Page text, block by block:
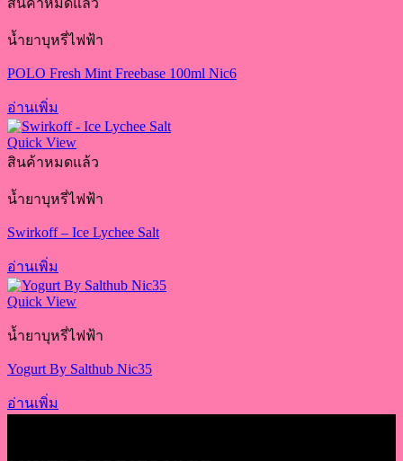
สินค้าหมดแล้ว
น้ำยาบุหรี่ไฟฟ้า
POLO Fresh Mint Freebase 100ml Nic6
อ่านเพิ่ม
Quick View
สินค้าหมดแล้ว
น้ำยาบุหรี่ไฟฟ้า
Swirkoff – Ice Lychee Salt
อ่านเพิ่ม
Quick View
น้ำยาบุหรี่ไฟฟ้า
Yogurt By Salthub Nic35
อ่านเพิ่ม